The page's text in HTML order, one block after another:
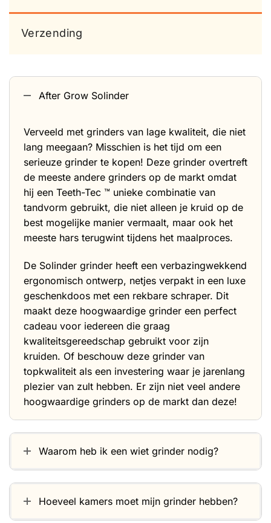
Verzending
After Grow Solinder
Verveeld met grinders van lage kwaliteit, die niet
lang meegaan? Misschien is het tijd om een ​​
serieuze grinder te kopen! Deze grinder overtreft
de meeste andere grinders op de markt omdat
hij een Teeth-Tec ™ unieke combinatie van
tandvorm gebruikt, die niet alleen je kruid op de
best mogelijke manier vermaalt, maar ook het
meeste hars terugwint tijdens het maalproces.
De Solinder grinder heeft een verbazingwekkend
ergonomisch ontwerp, netjes verpakt in een luxe
geschenkdoos met een rekbare schraper. Dit
maakt deze hoogwaardige grinder een perfect
cadeau voor iedereen die graag
kwaliteitsgereedschap gebruikt voor zijn
kruiden. Of beschouw deze grinder van
topkwaliteit als een investering waar je jarenlang
plezier van zult hebben. Er zijn niet veel andere
hoogwaardige grinders op de markt dan deze!
Waarom heb ik een wiet grinder nodig?
Hoeveel kamers moet mijn grinder hebben?